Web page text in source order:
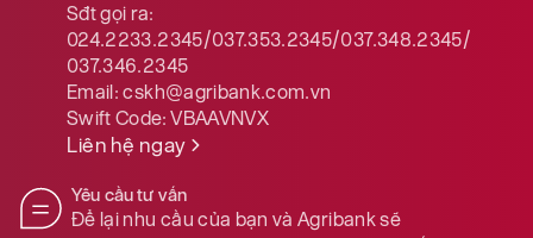
Sđt gọi ra:
024.2233.2345/037.353.2345/037.348.2345/
037.346.2345
Email:cskh@agribank.com.vn
Swift Code:VBAAVNVX
Liên hệ ngay
Yêu cầu tư vấn
Để lại nhu cầu của bạn và Agribank sẽ